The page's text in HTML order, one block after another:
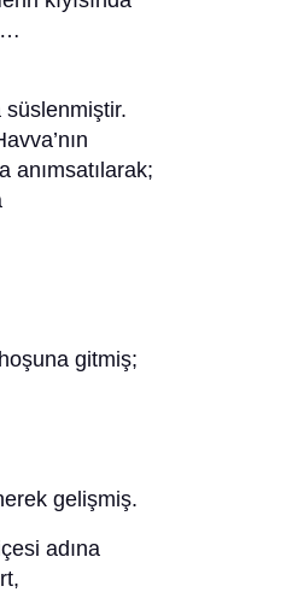
süslenmiştir.
anımsatılarak;
gitmiş;
gelişmiş.
adına